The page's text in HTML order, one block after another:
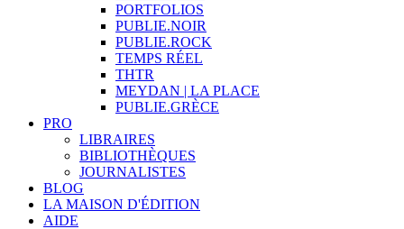
PORTFOLIOS
PUBLIE.NOIR
PUBLIE.ROCK
TEMPS RÉEL
THTR
MEYDAN | LA PLACE
PUBLIE.GRÈCE
PRO
LIBRAIRES
BIBLIOTHÈQUES
JOURNALISTES
BLOG
LA MAISON D'ÉDITION
AIDE